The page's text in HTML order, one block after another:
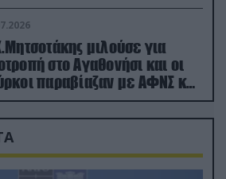
μιλούσε για
στο Αγαθονήσι και οι
παραβίαζαν με ΑΦΝΣ και